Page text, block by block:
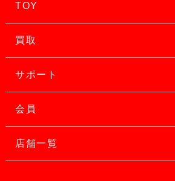
TOY
買取
サポート
会員
店舗一覧